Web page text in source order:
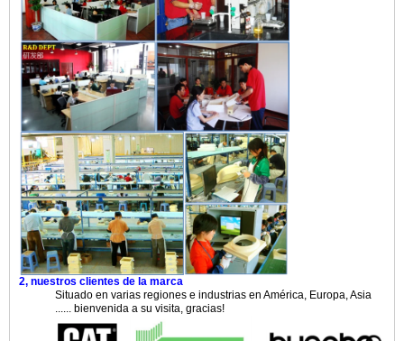
2, nuestros clientes de la marca
Situado en varias regiones e industrias en América, Europa, Asia
...... bienvenida a su visita, gracias!